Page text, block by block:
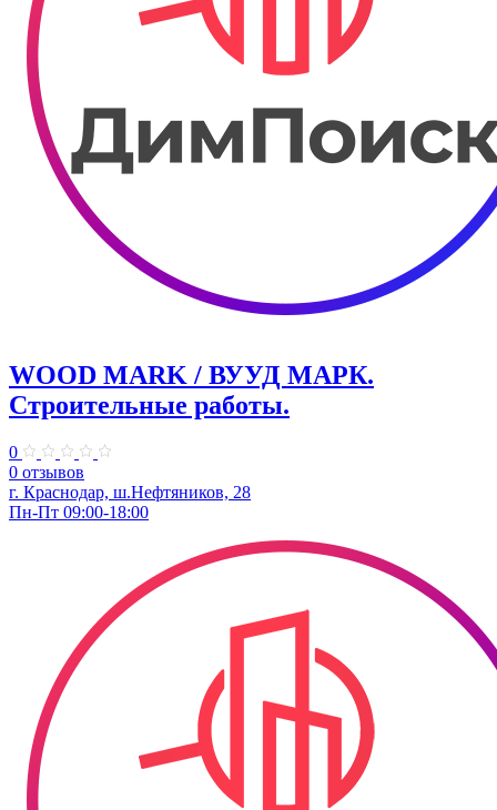
WOOD MARK / ВУУД МАРК.
Строительные работы.
0
0 отзывов
г. Краснодар, ш.Нефтяников, 28
Пн-Пт 09:00-18:00